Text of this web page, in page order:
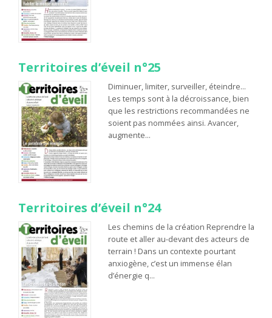
Territoires d’éveil n°25
Diminuer, limiter, surveiller, éteindre…
Les temps sont à la décroissance, bien
que les restrictions recommandées ne
soient pas nommées ainsi. Avancer,
augmente…
Territoires d’éveil n°24
Les chemins de la création Reprendre la
route et aller au-devant des acteurs de
terrain ! Dans un contexte pourtant
anxiogène, c’est un immense élan
d’énergie q…